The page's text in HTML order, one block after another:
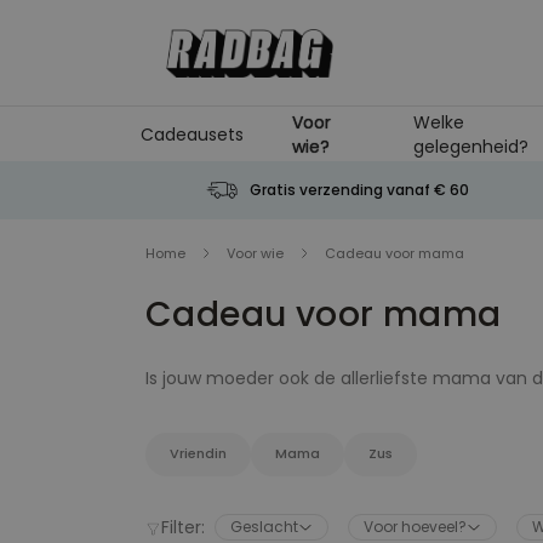
Cadeausets
Voor
wie?
Welke
gelegenheid?
Gratis verzending vanaf € 60
Home Voor wie Cadeau voor mama
Cadeau voor mama
Is jouw moeder ook de allerliefste mama van
geweldig cadeau voor mama? Een
Dan ben je meteen haar favoriete dochter ;-).
Vriendin Mama Zus
Filter: Geslacht Voor hoeveel?